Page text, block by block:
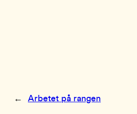
← Arbetet på rangen